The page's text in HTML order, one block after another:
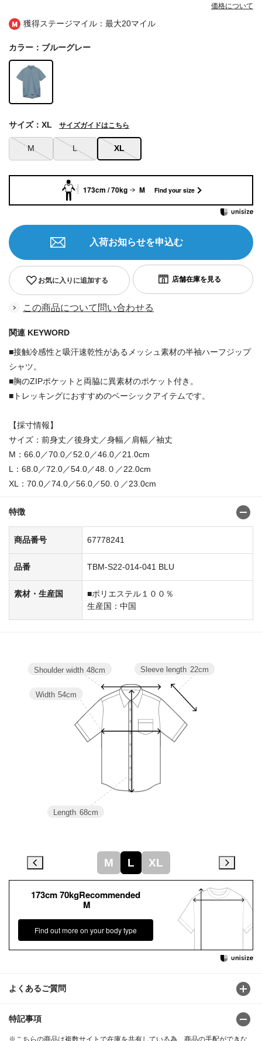
獲得ステージマイル：最大20マイル
価格について
カラー：ブルーグレー
M L XL
サイズ：XL サイズガイドはこちら
お気に入りに追加する
入荷お知らせを申込む
この商品について問い合わせる
関連 KEYWORD
■接触冷感性と吸汗速乾性があるメッシュ素材の半袖ハーフジップ
シャツ。
■胸のZIPポケットと両脇に異素材のポケット付き。
■トレッキングにおすすめのベーシックアイテムです。
【採寸情報】
サイズ：前身丈／後身丈／身幅／肩幅／袖丈
M：66.0／70.0／52.0／46.0／21.0cm
L：68.0／72.0／54.0／48.０／22.0cm
XL：70.0／74.0／56.0／50.０／23.0cm
特徴
商品番号 67778241
品番 TBM-S22-014-041 BLU
素材・生産国
■ポリエステル１００％
生産国：中国
よくあるご質問
特記事項
173cm / 70kg M Find your size
173cm 70kgRecommended
M
Find out more on your body type
Sleeve length 22cm
Length 68cm
Width 54cm
Shoulder width 48cm
M L XL